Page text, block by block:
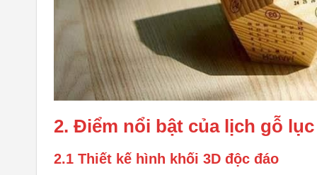
2. Điểm nổi bật của lịch gỗ
2.1 Thiết kế hình khối 3D độc đáo